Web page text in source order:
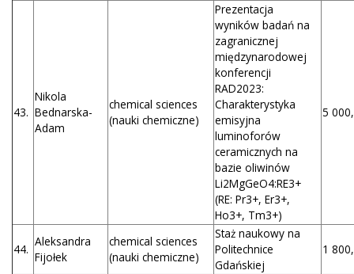
43.
Nikola
Bednarska-
Adam
chemical sciences
(nauki chemiczne)
Prezentacja
wyników badań na
zagranicznej
międzynarodowej
konferencji
RAD2023:
Charakterystyka
emisyjna
luminoforów
ceramicznych na
bazie oliwinów
Li2MgGeO4:RE3+
(RE: Pr3+, Er3+,
Ho3+, Tm3+)
5
44.
Aleksandra
Fijołek
chemical sciences
(nauki chemiczne)
Staż naukowy na
Politechnice
Gdańskiej
1